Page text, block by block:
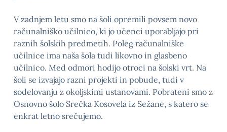
V zadnjem letu smo na šoli opremili povsem novo
računalniško učilnico, ki jo učenci uporabljajo pri
raznih šolskih predmetih. Poleg računalniške
učilnice ima naša šola tudi likovno in glasbeno
učilnico. Med odmori hodijo otroci na šolski vrt. Na
šoli se izvajajo razni projekti in pobude, tudi v
sodelovanju z okoljskimi ustanovami. Pobrateni smo z
Osnovno šolo Srečka Kosovela iz Sežane, s katero se
enkrat letno srečujemo.